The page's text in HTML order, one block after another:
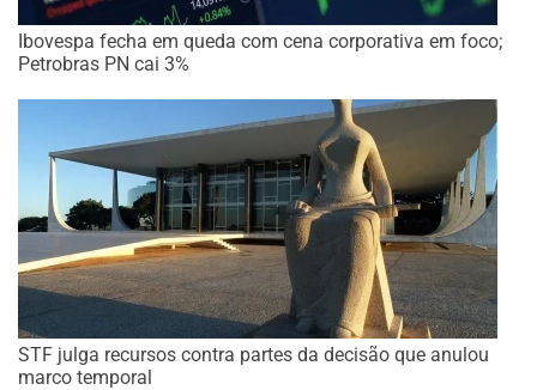
Ibovespa fecha em queda com cena corporativa em foco;
Petrobras PN cai 3%
STF julga recursos contra partes da decisão que anulou
marco temporal